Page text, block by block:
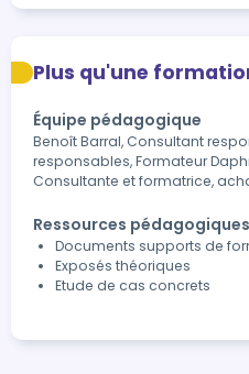
Plus qu'une
Équipe pédagogique
Benoît Barral, Consultant
responsables, Formateur
Consultante et formatrice,
Ressources pédagogiques
Documents supports de
Exposés théoriques
Etude de cas concrets